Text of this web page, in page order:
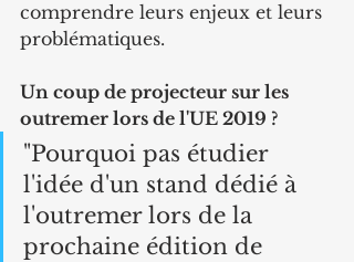
comprendre leurs enjeux et leurs
problématiques.
Un coup de projecteur sur les
outremer lors de l'UE 2019 ?
"Pourquoi pas étudier
l'idée d'un stand dédié à
l'outremer lors de la
prochaine édition de